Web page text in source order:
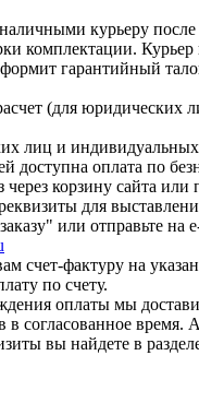
курьеру
комплектации. Курьер
гарантийный
(для юридических
лиц и индивидуальных
доступна оплата по
корзину сайта или
для
или отправьте на
счет-фактуру на
по счету.
оплаты мы
в согласованное время.
вы найдете в